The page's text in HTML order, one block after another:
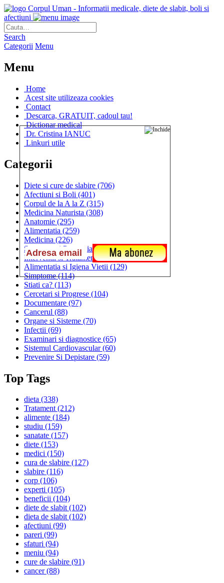
Corpul Uman - Informatii medicale, diete de slabit, boli si
afectiuni
Search
Categorii Menu
Menu
Home
Acest site utilizeaza cookies
Contact
Descarca, GRATUIT, cadoul tau!
Dictionar medical
Dr. Cristina IANUC
Linkuri utile
Categorii
Diete si cure de slabire (706)
Afectiuni si Boli (401)
Corpul de la A la Z (315)
Medicina Naturista (308)
Anatomie (295)
Alimentatia (259)
Medicina (226)
Sanatatea si Preventia(170)
Interventii si Tratamente(167)
Alimentatia si Igiena Vietii (129)
Simptome(114)
Stiati ca? (113)
Cercetari si Progrese (104)
Documentare (97)
Cancerul (88)
Organe si Sisteme (70)
Infectii (69)
Examinari si diagnostice (65)
Sistemul Cardiovascular(60)
Prevenire Si Depistare (59)
Top Tags
dieta (338)
Tratament(212)
alimente (184)
studiu (159)
sanatate (157)
diete (153)
medici (150)
cura de slabire (127)
slabire (116)
corp (106)
experti (105)
beneficii (104)
diete de slabit(102)
dieta de slabit(102)
afectiuni (99)
pareri (99)
sfaturi (94)
meniu (94)
cure de slabire (91)
cancer(88)